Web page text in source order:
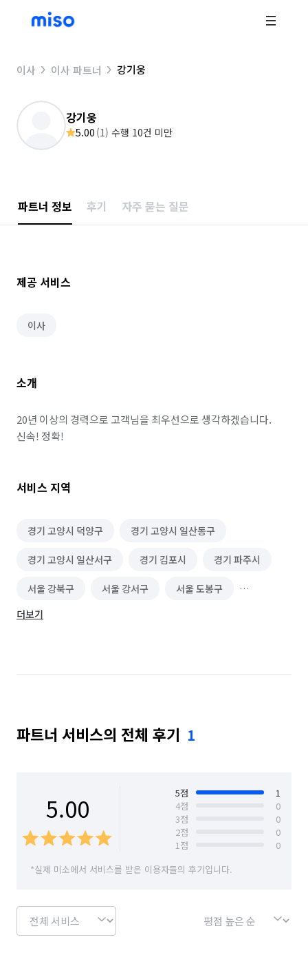
이사 이사 파트너 강기웅
강기웅
5.00 (1) 수행 10건 미만
파트너 정보 후기 자주 묻는 질문
제공 서비스
이사
소개
20년 이상의 경력으로 고객님을 최우선으로 생각하겠습니다.
신속! 정확!
서비스 지역
경기 고양시 덕양구 경기 고양시 일산동구
경기 고양시 일산서구 경기 김포시 경기 파주시
서울 강북구 서울 강서구 서울 도봉구
서울 마포구
인천 서구
더보기
파트너 서비스의 전체 후기 1
5.00 5점
1
4점
0
3점
0
2점
0
1점
0
*실제 미소에서 서비스를 받은 이용자들의 후기입니다.